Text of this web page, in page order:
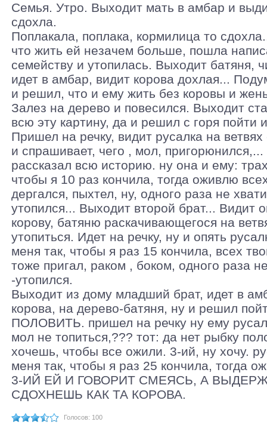
Семья. Утро. Выходит мать в амбар и
сдохла.
Поплакала, поплака, кормилица то
что жить ей незачем больше, пошла
семейству и утопилась. Выходит батяня,
идет в амбар, видит корова дохлая...
и решил, что и ему жить без коровы и
Залез на дерево и повесился. Выходит
всю эту картину, да и решил с горя пойти
Пришел на речку, видит русалка на ветвях
и спрашивает, чего , мол,
рассказал всю историю. ну она и ему:
чтобы я 10 раз кончила, тогда оживлю
дергался, пыхтел, ну, одного раза не
утопился... Выходит второй брат... Видит
корову, батяню раскачивающегося на
утопиться. Идет на речку, ну и опять
меня так, чтобы я раз 15 кончила, всех
тоже пригал, раком , боком, одного раза
-утопился.
Выходит из дому младший брат, идет в
корова, на дерево-батяня, ну и решил
ПОЛОВИТЬ. пришел на речку ну ему
мол не топиться,??? тот: да нет рыбку
хочешь, чтобы все ожили. 3-ий, ну хочу.
меня так, чтобы я раз 25 кончила, тогда
3-ИЙ ЕЙ И ГОВОРИТ СМЕЯСЬ, А
СДОХНЕШЬ КАК ТА КОРОВА.
Голосов: 100